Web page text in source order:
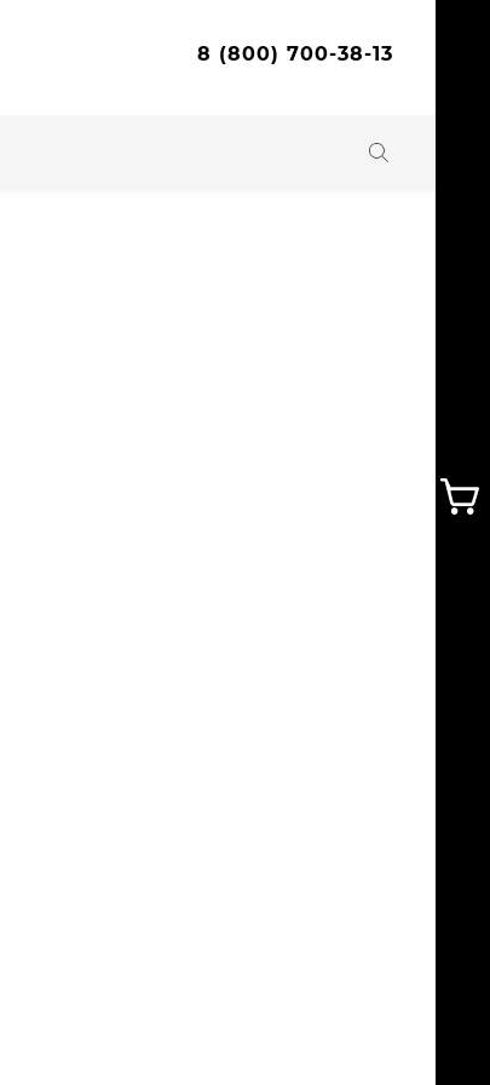
8 (800) 700-38-13